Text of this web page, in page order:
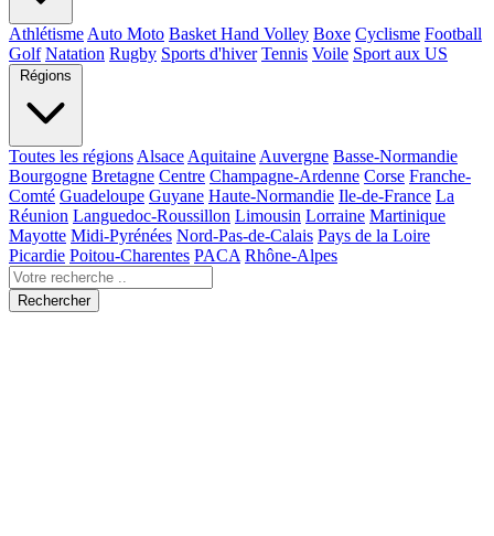
Athlétisme Auto Moto Basket Hand Volley Boxe Cyclisme Football
Golf Natation Rugby Sports d'hiver Tennis Voile Sport aux US
Régions
Toutes les régions Alsace Aquitaine Auvergne Basse-Normandie
Bourgogne Bretagne Centre Champagne-Ardenne Corse Franche-
Comté Guadeloupe Guyane Haute-Normandie Ile-de-France La
Réunion Languedoc-Roussillon Limousin Lorraine Martinique
Mayotte Midi-Pyrénées Nord-Pas-de-Calais Pays de la Loire
Picardie Poitou-Charentes PACA Rhône-Alpes
Rechercher